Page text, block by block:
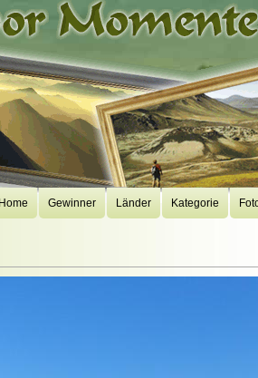
Home Gewinner Länder Kategorie